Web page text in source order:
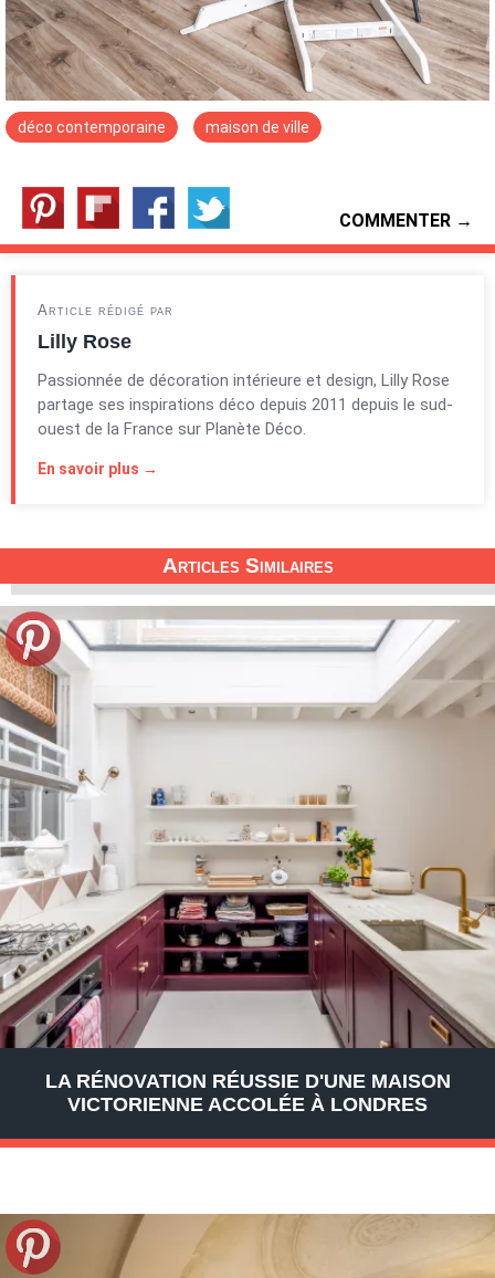
déco contemporaine maison de ville
COMMENTER →
Article rédigé par
Lilly Rose
Passionnée de décoration intérieure et design, Lilly Rose
partage ses inspirations déco depuis 2011 depuis le sud-
ouest de la France sur Planète Déco.
En savoir plus →
Articles Similaires
LA RÉNOVATION RÉUSSIE D'UNE MAISON
VICTORIENNE ACCOLÉE À LONDRES